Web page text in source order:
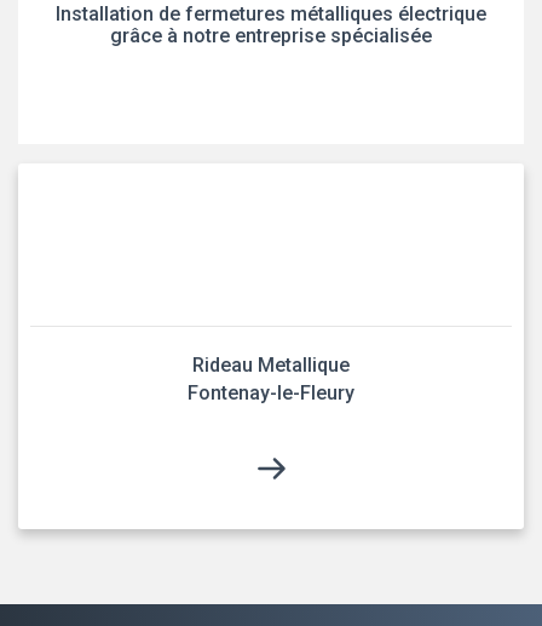
Installation de fermetures métalliques électrique
grâce à notre entreprise spécialisée
Rideau Metallique
Fontenay-le-Fleury